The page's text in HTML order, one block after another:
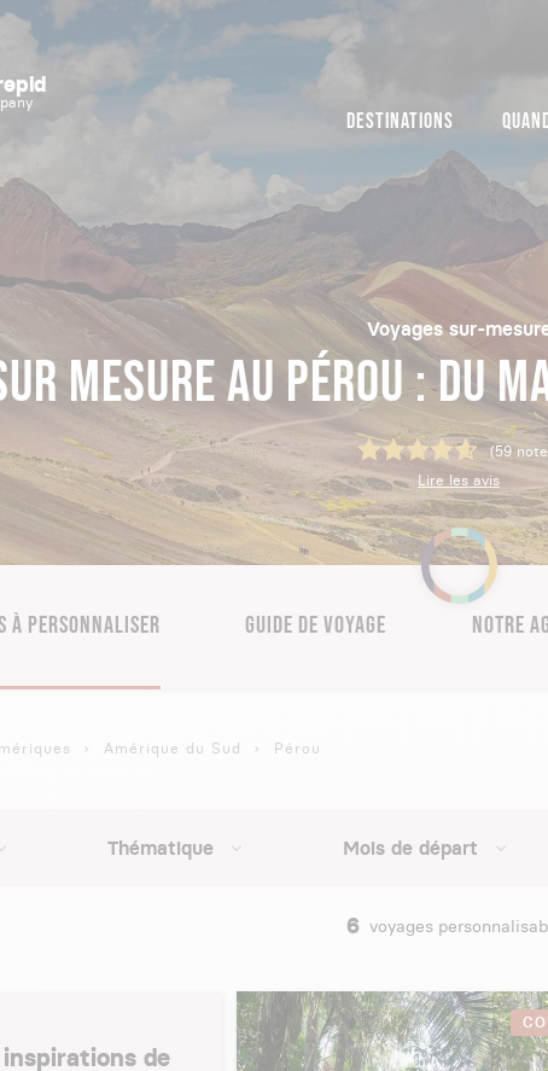
DESTINATIONS
Voyages sur-
MESURE AU PÉROU : DU
(59
Lire les avis
À PERSONNALISER GUIDE DE VOYAGE NOTRE
Amérique du Sud Pérou
Thématique Mois de départ
6 voyages
de